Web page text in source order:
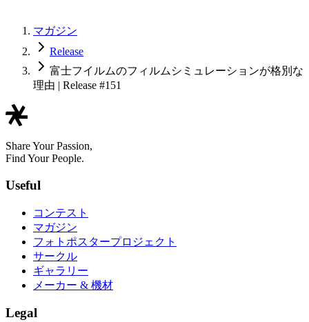
マガジン
Release
富士フイルムのフィルムシミュレーションが格別な
理由 | Release #151
Share Your Passion,
Find Your People.
Useful
コンテスト
マガジン
フォトポスタープロジェクト
サークル
ギャラリー
メーカー & 機材
Legal